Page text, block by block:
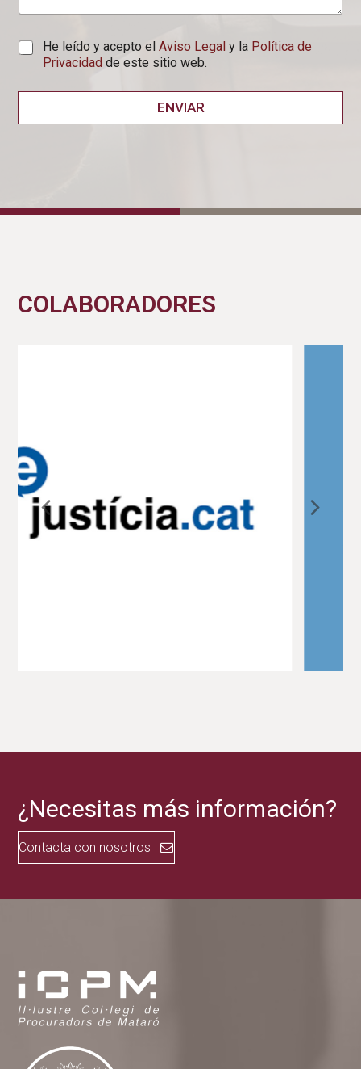
He leído y acepto elAviso Legal y la Política de
Privacidad de este sitio web.
ENVIAR
COLABORADORES
Previous
¿Necesitas más información?
Contacta con nosotros